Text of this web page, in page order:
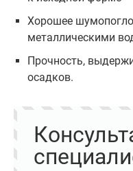
Хорошее
металлическими
Прочность,
осадков.